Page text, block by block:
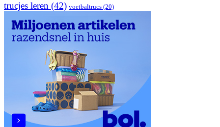
trucjes leren (42) voetbaltrucs (20)